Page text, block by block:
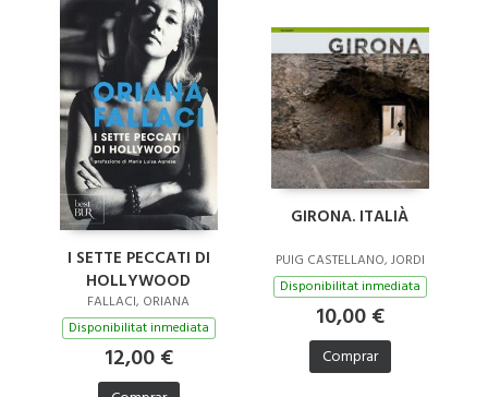
I SETTE PECCATI DI
HOLLYWOOD
FALLACI, ORIANA
Disponibilitat inmediata
12,00 €
GIRONA. ITALIÀ
PUIG CASTELLANO, JORDI
Disponibilitat inmediata
10,00 €
Comprar